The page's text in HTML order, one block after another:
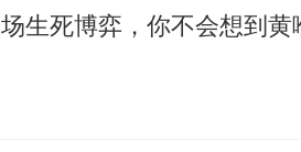
8年发现3个女儿均非亲生
实干挑大梁
生死博弈，你不会想到黄